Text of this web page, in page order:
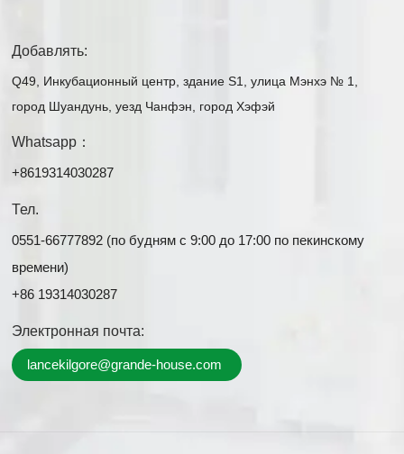
Добавлять:
Q49, Инкубационный центр, здание S1, улица Мэнхэ № 1,
город Шуандунь, уезд Чанфэн, город Хэфэй
Whatsapp：
+8619314030287
Тел.
0551-66777892 (по будням с 9:00 до 17:00 по пекинскому
времени)
+86 19314030287
Электронная почта:
lancekilgore@grande-house.com